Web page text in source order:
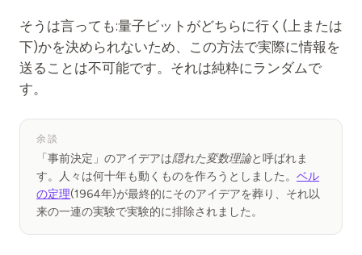
そうは言っても:量子ビットがどちらに行く(上または
下)かを決められないため、この方法で実際に情報を
送ることは不可能です。それは純粋にランダムで
す。
余談
「事前決定」のアイデアは隠れた変数理論と呼ばれま
す。人々は何十年も動くものを作ろうとしました。 ベル
の定理(1964年)が最終的にそのアイデアを葬り、それ以
来の一連の実験で実験的に排除されました。